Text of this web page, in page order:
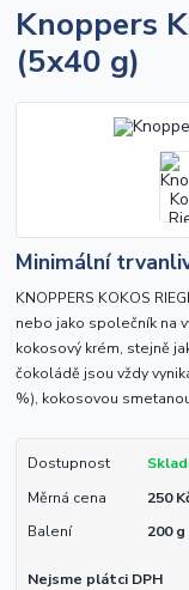
Knoppers
(5x40 g)
Minimální
KNOPPERS KOKOS
nebo jako společník na
kokosový krém, stejně
čokoládě jsou vždy
%), kokosovou
Dostupnost
Měrná cena
250
Balení
200 g
Nejsme plátci DPH